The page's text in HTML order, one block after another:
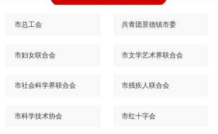
市总工会 共青团景德镇市委
市妇女联合会 市文学艺术界联合会
市社会科学界联合会 市残疾人联合会
市科学技术协会 市红十字会